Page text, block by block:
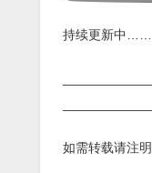
持续更新中
如需转载请注